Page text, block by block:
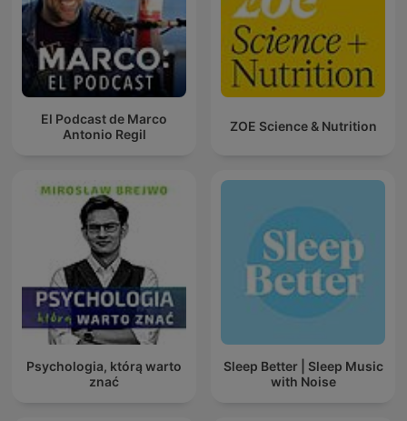
El Podcast de Marco
Antonio Regil
ZOE Science & Nutrition
Psychologia, którą warto
znać
Sleep Better | Sleep Music
with Noise